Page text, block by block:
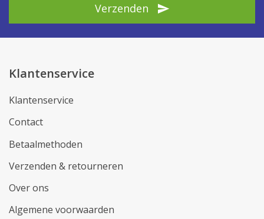
Verzenden
Klantenservice
Klantenservice
Contact
Betaalmethoden
Verzenden & retourneren
Over ons
Algemene voorwaarden